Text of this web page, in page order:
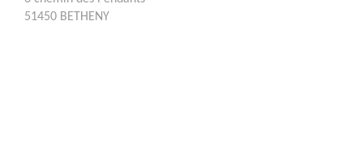
51450 BETHENY